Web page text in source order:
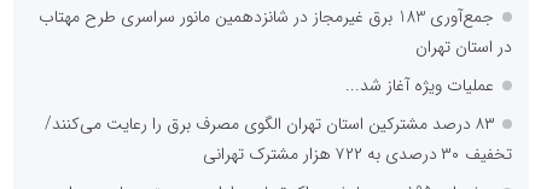
جمع‌آوری 183 برق غیرمجاز در شانزدهمین مانور سراسری طرح مهتاب
در استان تهران
عملیات ویژه آغاز شد...
۸۳ درصد مشترکین استان تهران الگوی مصرف برق را رعایت می‌کنند/
تخفیف ۳۰ درصدی به ۷۲۲ هزار مشترک تهرانی